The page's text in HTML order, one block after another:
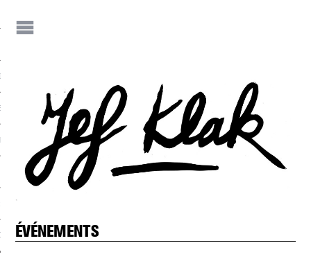
KLAK ?
S DE JEF
JEF KLAK !
LA REVUE
ÉVÉNEMENTS